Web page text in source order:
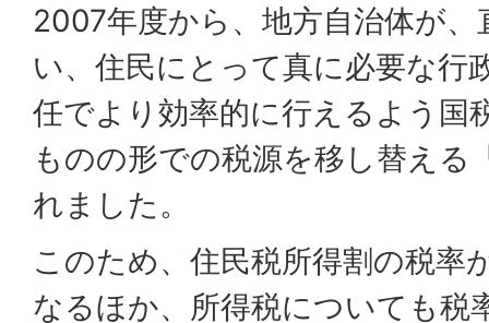
2007年度から、地方自治体が
い、住民にとって真に必要な行
任でより効率的に行えるよう国
ものの形での税源を移し替える
れました。
このため、住民税所得割の税率
なるほか、所得税についても税